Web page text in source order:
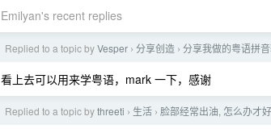
Emilyan's recent replies
Replied to a topic byVesper › 分享创造 › 分享我做的粤语拼
看上去可以用来学粤语，mark 一下，感谢
Replied to a topic bythreeti › 生活 › 脸部经常出油, 怎么办才